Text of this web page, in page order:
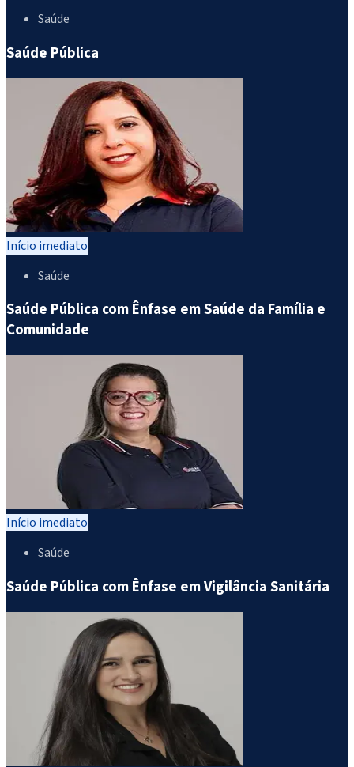
Saúde
Saúde Pública
Início imediato
Saúde
Saúde Pública com Ênfase em Saúde da Família e
Comunidade
Início imediato
Saúde
Saúde Pública com Ênfase em Vigilância Sanitária